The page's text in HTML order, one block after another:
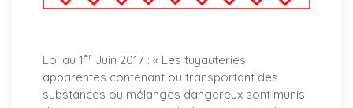
Loi au 1er Juin 2017 : « Les tuyauteries
apparentes contenant ou transportant des
substances ou mélanges dangereux sont munis